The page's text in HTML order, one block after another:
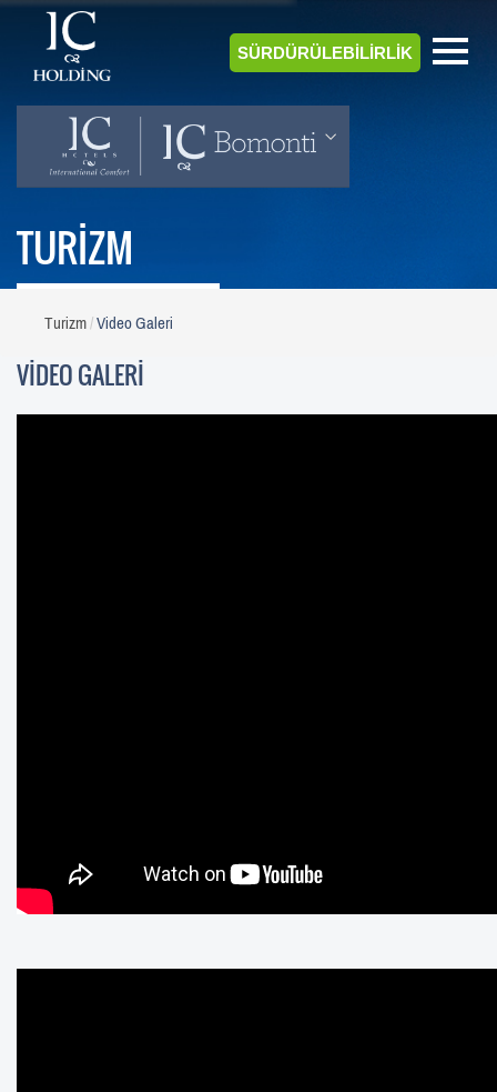
SÜRDÜRÜLEBİLİRLİK
TURİZM
Turizm Video Galeri
VİDEO GALERİ